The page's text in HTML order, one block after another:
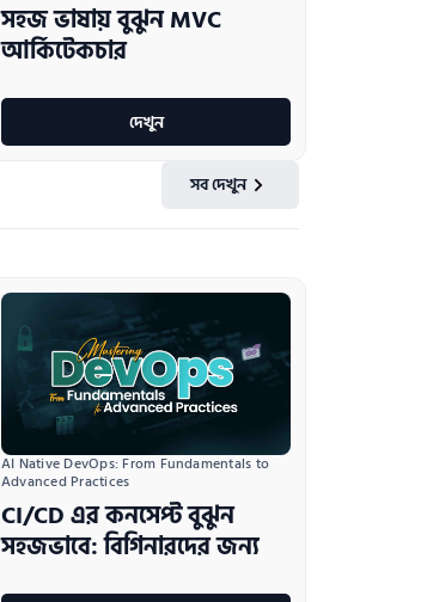
সহজ ভাষায় বুঝুন MVC
আর্কিটেকচার
দেখুন
সব দেখুন
AI Native DevOps: From Fundamentals to
Advanced Practices
CI/CD এর কনসেপ্ট বুঝুন
সহজভাবে: বিগিনারদের জন্য